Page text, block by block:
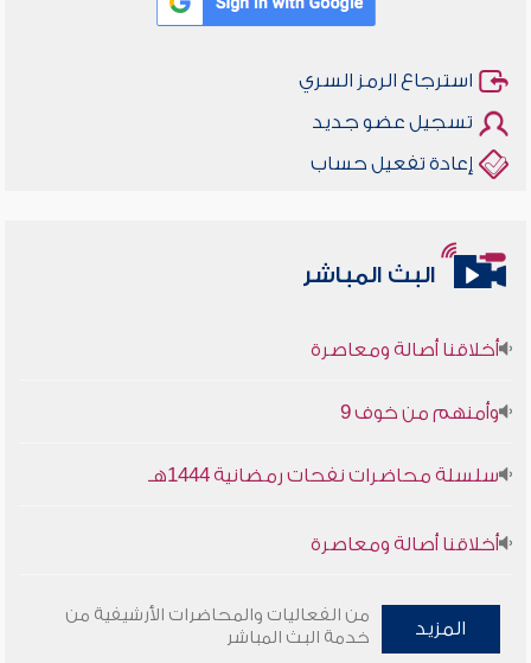
استرجاع الرمز السري
تسجيل عضو جديد
إعادة تفعيل حساب
البث المباشر
سلسلة محاضرات نفحات رمضانية 1444هـ
المزيد
من الفعاليات والمحاضرات الأرشيفية من
خدمة البث المباشر